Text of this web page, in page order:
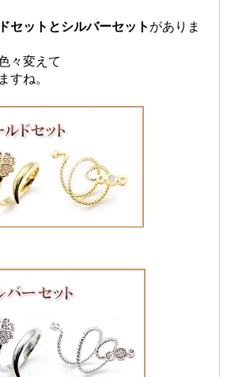
セットとシルバーセット がありま
々変えて
すね。